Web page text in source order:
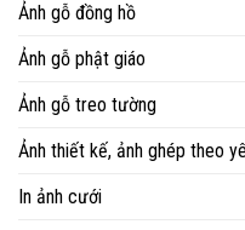
Ảnh gỗ đồng hồ
Ảnh gỗ phật giáo
Ảnh gỗ treo tường
Ảnh thiết kế, ảnh ghép theo
In ảnh cưới